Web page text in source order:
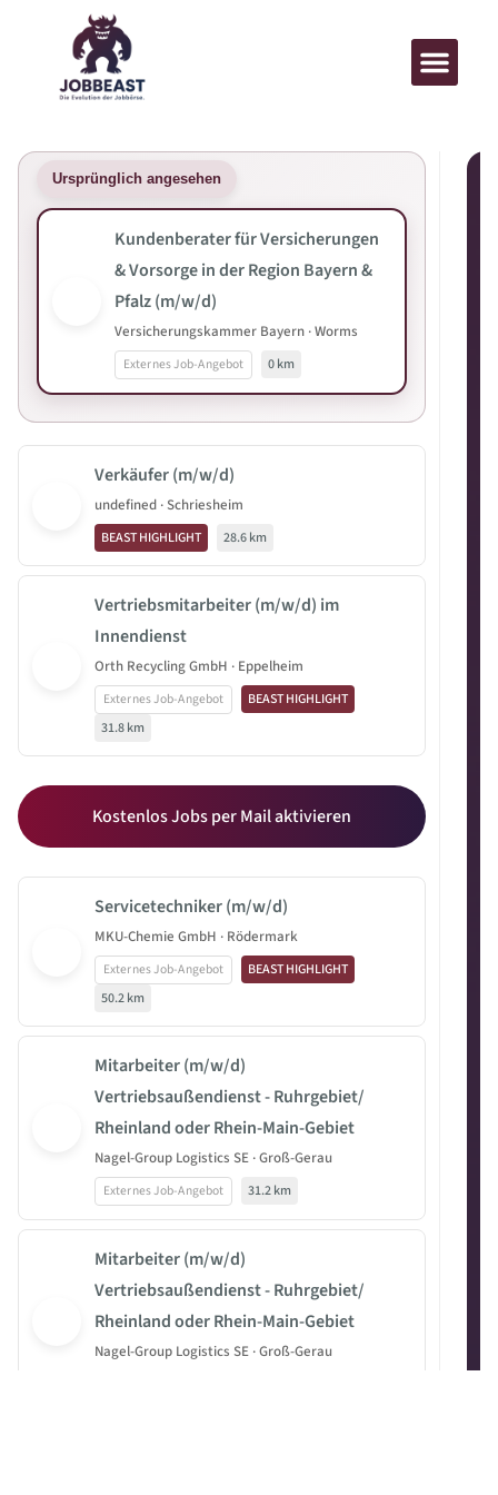
Ursprünglich angesehen
Kundenberater für Versicherungen
& Vorsorge in der Region Bayern &
Pfalz (m/w/d)
Versicherungskammer Bayern · Worms
Externes Job-Angebot 0 km
Verkäufer (m/w/d)
undefined · Schriesheim
BEAST HIGHLIGHT 28.6 km
Vertriebsmitarbeiter (m/w/d) im
Innendienst
Orth Recycling GmbH · Eppelheim
Externes Job-Angebot
BEAST HIGHLIGHT
31.8 km
Kostenlos Jobs per Mail aktivieren
Servicetechniker (m/w/d)
MKU-Chemie GmbH · Rödermark
Externes Job-Angebot
BEAST HIGHLIGHT
50.2 km
Mitarbeiter (m/w/d)
Vertriebsaußendienst - Ruhrgebiet/
Rheinland oder Rhein-Main-Gebiet
Nagel-Group Logistics SE · Groß-Gerau
Externes Job-Angebot 31.2 km
Mitarbeiter (m/w/d)
Vertriebsaußendienst - Ruhrgebiet/
Rheinland oder Rhein-Main-Gebiet
Nagel-Group Logistics SE · Groß-Gerau